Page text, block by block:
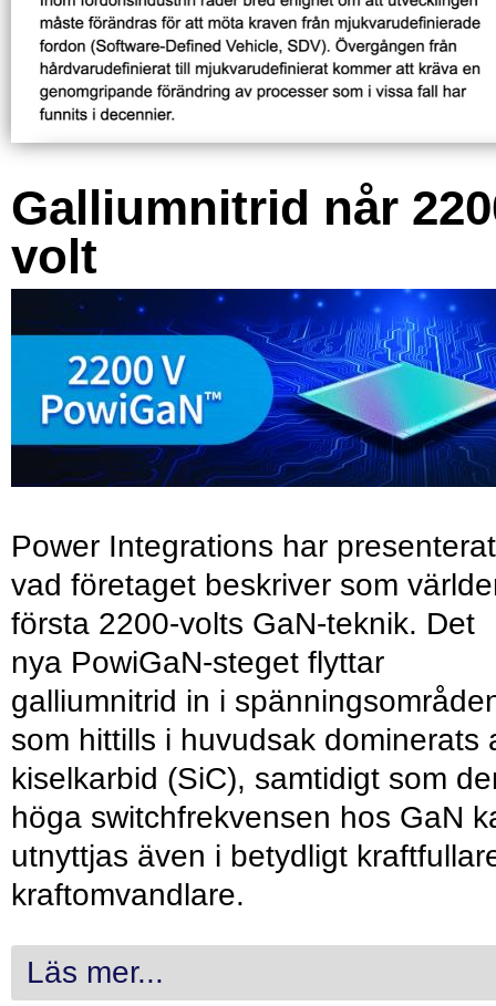
Galliumnitrid når
volt
Power Integrations har presenterat
vad företaget beskriver som
första 2200-volts GaN-teknik. Det
nya PowiGaN-steget flyttar
galliumnitrid in i
som hittills i huvudsak dominerats
kiselkarbid (SiC), samtidigt som
höga switchfrekvensen hos GaN
utnyttjas även i betydligt
kraftomvandlare.
Läs mer...